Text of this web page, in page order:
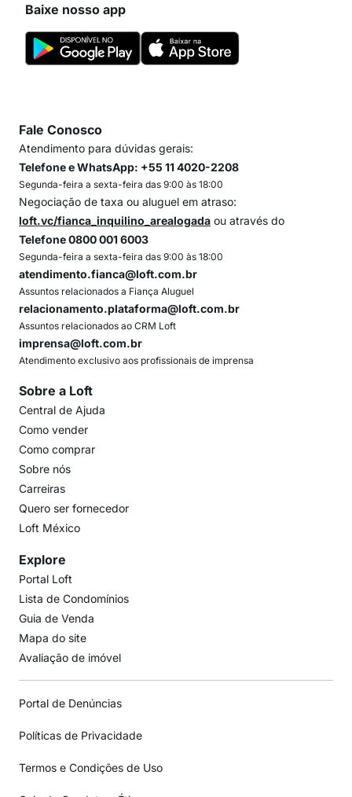
Baixe nosso app
Fale Conosco
Atendimento para dúvidas gerais:
Telefone e WhatsApp: +55 11 4020-2208
Segunda-feira a sexta-feira das 9:00 às 18:00
Negociação de taxa ou aluguel em atraso:
loft.vc/fianca_inquilino_arealogada ou através do
Telefone 0800 001 6003
Segunda-feira a sexta-feira das 9:00 às 18:00
atendimento.fianca@loft.com.br
Assuntos relacionados a Fiança Aluguel
relacionamento.plataforma@loft.com.br
Assuntos relacionados ao CRM Loft
imprensa@loft.com.br
Atendimento exclusivo aos profissionais de imprensa
Sobre a Loft
Central de Ajuda
Como vender
Como comprar
Sobre nós
Carreiras
Quero ser fornecedor
Loft México
Explore
Portal Loft
Lista de Condomínios
Guia de Venda
Mapa do site
Avaliação de imóvel
Portal de Denúncias
Políticas de Privacidade
Termos e Condições de Uso